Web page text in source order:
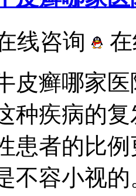
线咨询
皮癣哪家
种疾病的
患者的比
不容小视